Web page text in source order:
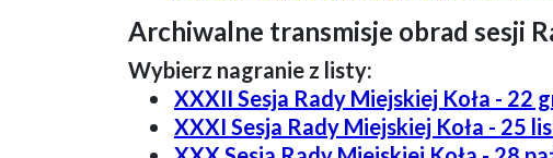
Archiwalne transmisje obrad sesji
Wybierz nagranie z listy:
XXXII Sesja Rady Miejskiej Koła - 22
XXXI Sesja Rady Miejskiej Koła - 25